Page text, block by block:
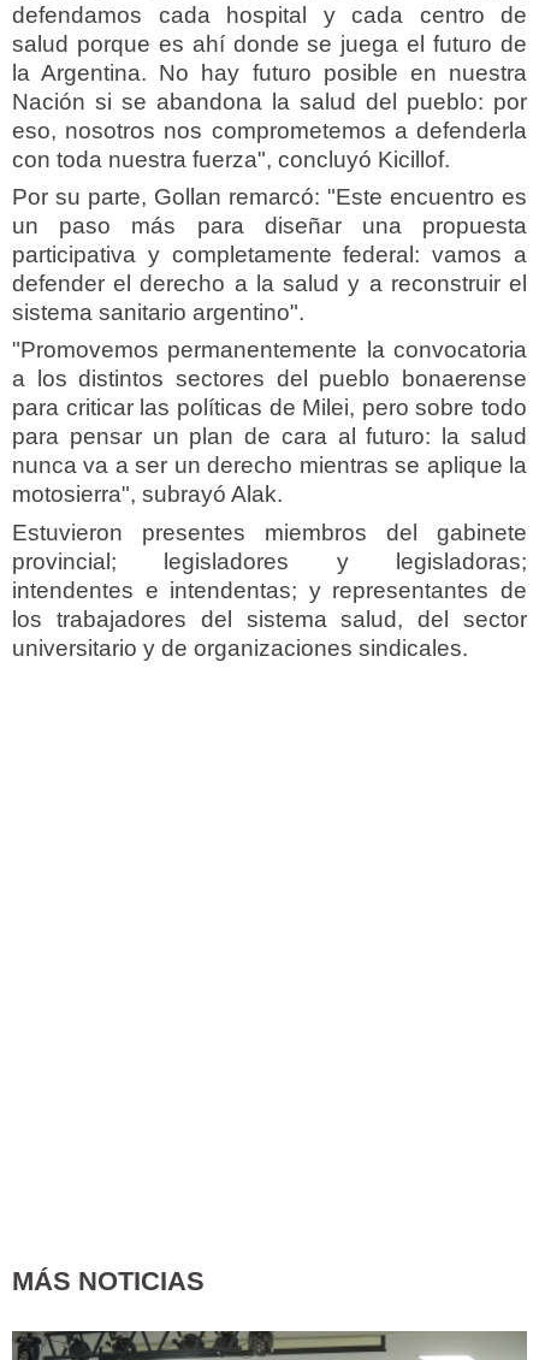
defendamos cada hospital y cada centro de
salud porque es ahí donde se juega el futuro de
la Argentina. No hay futuro posible en nuestra
Nación si se abandona la salud del pueblo: por
eso, nosotros nos comprometemos a defenderla
con toda nuestra fuerza", concluyó Kicillof.
Por su parte, Gollan remarcó: "Este encuentro es
un paso más para diseñar una propuesta
participativa y completamente federal: vamos a
defender el derecho a la salud y a reconstruir el
sistema sanitario argentino".
"Promovemos permanentemente la convocatoria
a los distintos sectores del pueblo bonaerense
para criticar las políticas de Milei, pero sobre todo
para pensar un plan de cara al futuro: la salud
nunca va a ser un derecho mientras se aplique la
motosierra", subrayó Alak.
Estuvieron presentes miembros del gabinete
provincial; legisladores y legisladoras;
intendentes e intendentas; y representantes de
los trabajadores del sistema salud, del sector
universitario y de organizaciones sindicales.
MÁS NOTICIAS